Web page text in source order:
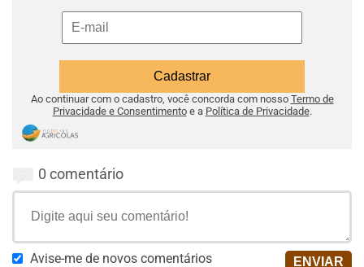
Ao continuar com o cadastro, você concorda com nosso Termo de
Privacidade e Consentimentoe a Política de Privacidade.
0 comentário
Avise-me de novos comentários